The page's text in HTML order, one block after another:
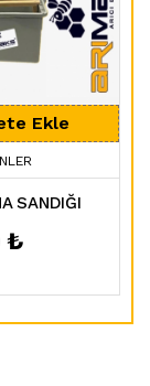
SANDIĞI
₺